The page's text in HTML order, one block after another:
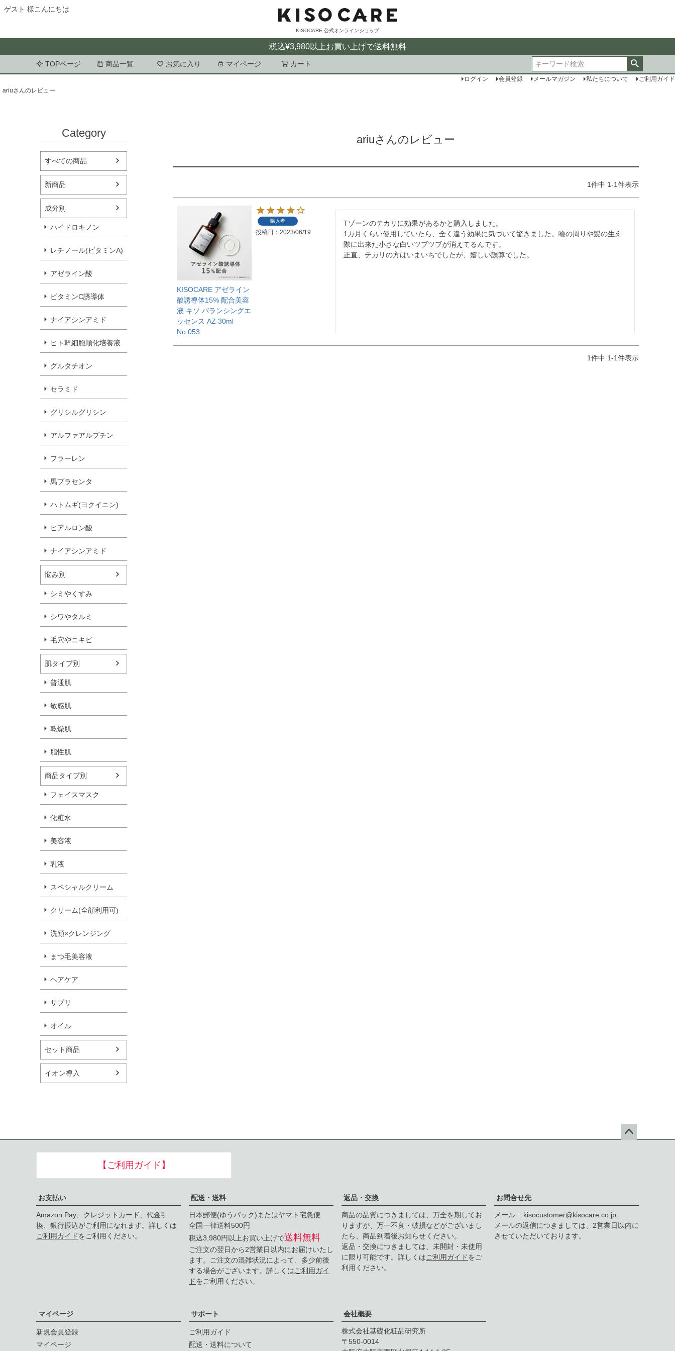
ゲスト 様こんにちは
KISOCARE 公式オンラインショップ
税込¥3,980以上お買い上げで送料無料
TOPページ 商品一覧 お気に入り マイページ カート
ログイン 会員登録 メールマガジン 私たちについて
ご利用ガイド
ariuさんのレビュー
Category
すべての商品
新商品
成分別
ハイドロキノン
レチノール(ビタミンA)
アゼライン酸
ビタミンC誘導体
ナイアシンアミド
ヒト幹細胞順化培養液
グルタチオン
セラミド
グリシルグリシン
アルファアルブチン
フラーレン
馬プラセンタ
ハトムギ(ヨクイニン)
ヒアルロン酸
ナイアシンアミド
悩み別
シミやくすみ
シワやタルミ
毛穴やニキビ
肌タイプ別
普通肌
敏感肌
乾燥肌
脂性肌
商品タイプ別
フェイスマスク
化粧水
美容液
乳液
スペシャルクリーム
クリーム(全顔利用可)
洗顔×クレンジング
まつ毛美容液
ヘアケア
サプリ
オイル
セット商品
イオン導入
ariuさんのレビュー
1件中 1-1件表示
KISOCARE アゼライン
酸誘導体15% 配合美容
液 キソ バランシングエ
ッセンス AZ 30ml
No.053
購入者
投稿日 2023/06/19
Tゾーンのテカリに効果があるかと購入しました。
1カ月くらい使用していたら、全く違う効果に気づいて驚きました。瞼の周りや髪の生え
際に出来た小さな白いツブツブが消えてるんです。
正直、テカリの方はいまいちでしたが、嬉しい誤算でした。
1件中 1-1件表示
【ご利用ガイド】
お支払い
Amazon Pay、クレジットカード、代金引
換、銀行振込がご利用になれます。詳しくは
ご利用ガイドをご利用ください。
配送・送料
日本郵便(ゆうパック)またはヤマト宅急便
全国一律送料500円
税込3,980円以上お買い上げで送料無料
ご注文の翌日から2営業日以内にお届けいたし
ます。ご注文の混雑状況によって、多少前後
する場合がございます。詳しくはご利用ガイ
ドをご利用ください。
返品・交換
商品の品質につきましては、万全を期してお
りますが、万一不良・破損などがございまし
たら、商品到着後お知らせください。
返品・交換につきましては、未開封・未使用
に限り可能です。詳しくはご利用ガイドをご
利用ください。
お問合せ先
メール
kisocustomer@kisocare.co.jp
メールの返信につきましては、2営業日以内に
させていただいております。
マイページ
新規会員登録
マイページ
サポート
ご利用ガイド
配送・送料について
会社概要
株式会社基礎化粧品研究所
550-0014